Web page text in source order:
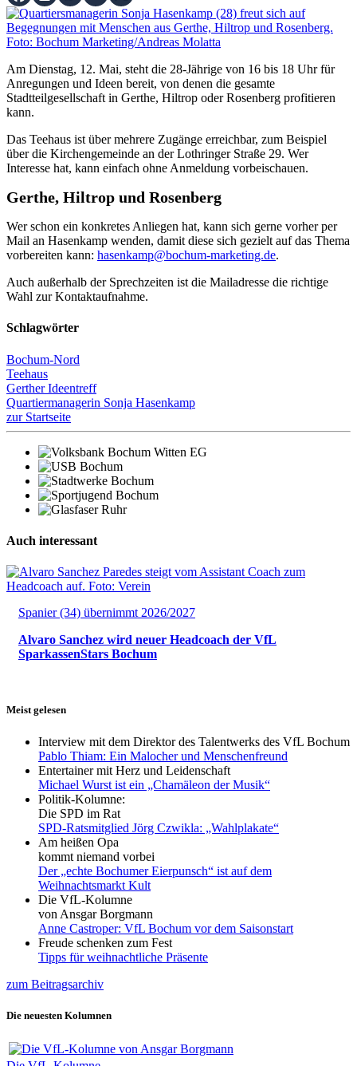
Am Dienstag, 12. Mai, steht die 28-Jährige von 16 bis 18 Uhr für
Anregungen und Ideen bereit, von denen die gesamte
Stadtteilgesellschaft in Gerthe, Hiltrop oder Rosenberg profitieren
kann.
Das Teehaus ist über mehrere Zugänge erreichbar, zum Beispiel
über die Kirchengemeinde an der Lothringer Straße 29. Wer
Interesse hat, kann einfach ohne Anmeldung vorbeischauen.
Gerthe, Hiltrop und Rosenberg
Wer schon ein konkretes Anliegen hat, kann sich gerne vorher per
Mail an Hasenkamp wenden, damit diese sich gezielt auf das Thema
vorbereiten kann: hasenkamp@bochum-marketing.de.
Auch außerhalb der Sprechzeiten ist die Mailadresse die richtige
Wahl zur Kontaktaufnahme.
Schlagwörter
Bochum-Nord
Teehaus
Gerther Ideentreff
Quartiermanagerin Sonja Hasenkamp
zur Startseite
Auch interessant
Spanier (34) übernimmt 2026/2027
Alvaro Sanchez wird neuer Headcoach der VfL
SparkassenStars Bochum
Meist gelesen
Interview mit dem Direktor des Talentwerks des VfL Bochum
Pablo Thiam: Ein Malocher und Menschenfreund
Entertainer mit Herz und Leidenschaft
Michael Wurst ist ein „Chamäleon der Musik“
Politik-Kolumne:
Die SPD im Rat
SPD-Ratsmitglied Jörg Czwikla: „Wahlplakate“
Am heißen Opa
kommt niemand vorbei
Der „echte Bochumer Eierpunsch“ ist auf dem
Weihnachtsmarkt Kult
Die VfL-Kolumne
von Ansgar Borgmann
Anne Castroper: VfL Bochum vor dem Saisonstart
Freude schenken zum Fest
Tipps für weihnachtliche Präsente
zum Beitragsarchiv
Die neuesten Kolumnen